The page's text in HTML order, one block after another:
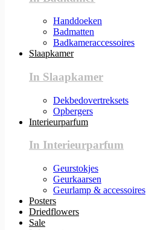
Handdoeken
Badmatten
Badkameraccessoires
Slaapkamer
In Slaapkamer
Dekbedovertreksets
Opbergers
Interieurparfum
In Interieurparfum
Geurstokjes
Geurkaarsen
Geurlamp & accessoires
Posters
Driedflowers
Sale